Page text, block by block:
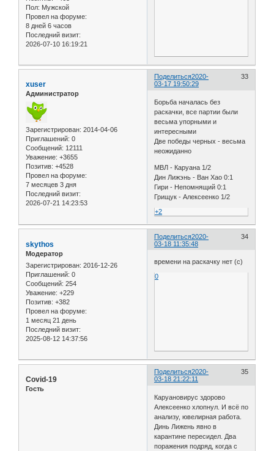
Пол: Мужской
Провел на форуме:
8 дней 6 часов
Последний визит:
2026-07-10 16:19:21
Поделиться 33
2020-
03-17 19:50:29
xuser
Администратор
Зарегистрирован: 2014-04-06
Приглашений: 0
Сообщений: 12111
Уважение: +3655
Позитив: +4528
Провел на форуме:
7 месяцев 3 дня
Последний визит:
2026-07-21 14:23:53
Борьба началась без
раскачки, все партии были
весьма упорными и
интересными
Две победы черных - весьма
неожиданно
МВЛ - Каруана 1/2
Дин Лижэнь - Ван Хао 0:1
Гири - Непомнящий 0:1
Грищук - Алексеенко 1/2
+2
Поделиться 34
2020-
03-18 11:35:48
skythos
Модератор
Зарегистрирован: 2016-12-26
Приглашений: 0
Сообщений: 254
Уважение: +229
Позитив: +382
Провел на форуме:
1 месяц 21 день
Последний визит:
2025-08-12 14:37:56
времени на раскачку нет (с)
0
Поделиться 35
2020-
03-18 21:22:11
Covid-19
Гость
Каруановирус здорово
Алексеенко хлопнул. И всё по
анализу, ювелирная работа.
Динь Лижень явно в
карантине пересидел. Два
поражения подряд, когда с